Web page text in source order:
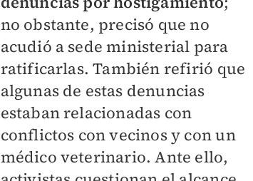
no obstante, precisó que no
acudió a sede ministerial para
ratificarlas. También refirió que
algunas de estas denuncias
estaban relacionadas con
conflictos con vecinos y con un
médico veterinario. Ante ello,